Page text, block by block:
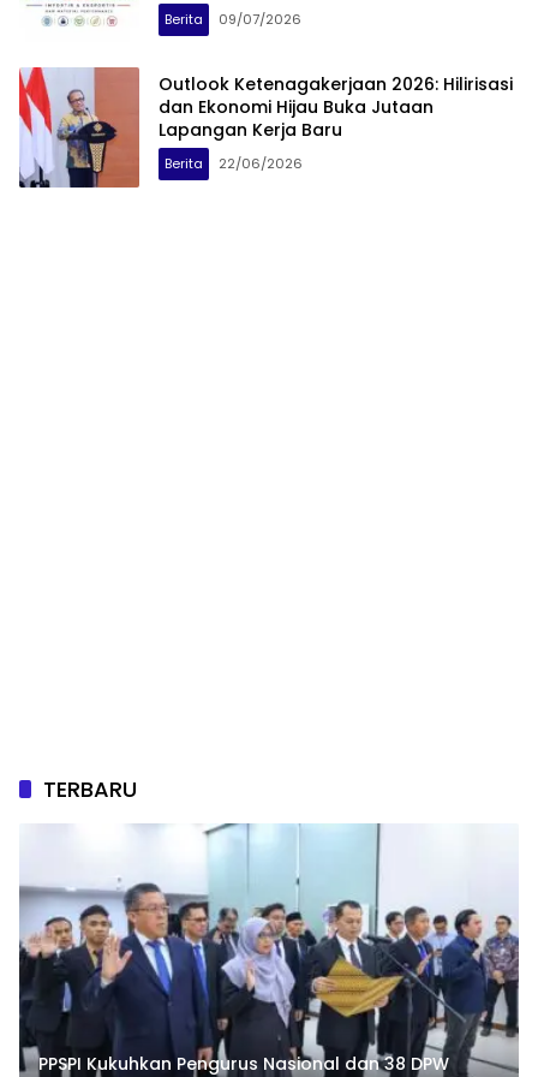
Berita 09/07/2026
Outlook Ketenagakerjaan 2026: Hilirisasi
dan Ekonomi Hijau Buka Jutaan
Lapangan Kerja Baru
Berita 22/06/2026
TERBARU
PPSPI Kukuhkan Pengurus Nasional dan 38 DPW